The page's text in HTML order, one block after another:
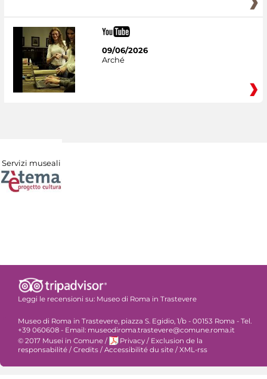
09/06/2026
Arché
Servizi museali
Leggi le recensioni su: Museo di Roma in Trastevere
Museo di Roma in Trastevere, piazza S. Egidio, 1/b - 00153 Roma - Tel.
+39 060608 - Email: museodiroma.trastevere@comune.roma.it
© 2017 Musei in Comune / Privacy / Exclusion de la
responsabilité / Credits / Accessibilité du site / XML-rss